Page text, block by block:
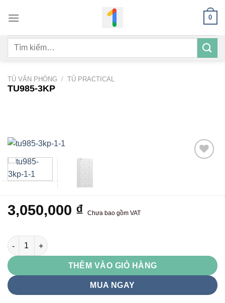
qua
dung
0
Tìm
TỦ VĂN PHÒNG / TỦ PRACTICAL
TU985-3KP
wishlist
3,050,000 ₫ Chưa bao gồm VAT
TU985-3KP số lượng
THÊM VÀO GIỎ HÀNG
MUA NGAY